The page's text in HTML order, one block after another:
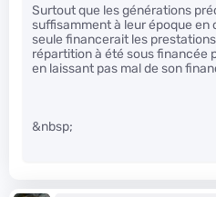
Surtout que les générations
suffisamment à leur époque
seule financerait les
répartition à été sous financée
en laissant pas mal de son
&nbsp;